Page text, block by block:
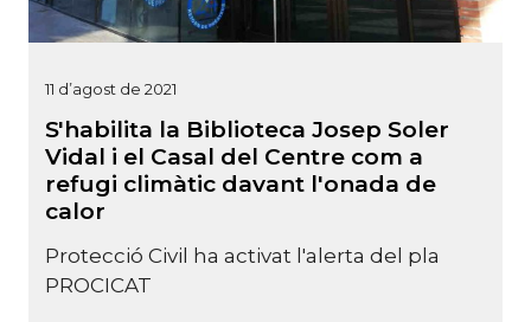
11 d’agost de 2021
S'habilita la Biblioteca Josep Soler
Vidal i el Casal del Centre com a
refugi climàtic davant l'onada de
calor
Protecció Civil ha activat l'alerta del pla
PROCICAT